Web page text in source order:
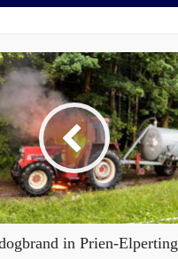
in Prien-Elperting